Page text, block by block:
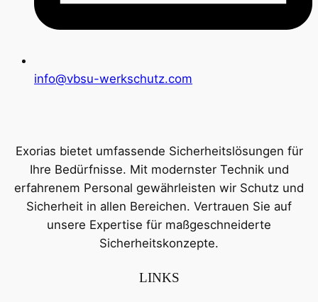
info@vbsu-werkschutz.com
Exorias bietet umfassende Sicherheitslösungen für
Ihre Bedürfnisse. Mit modernster Technik und
erfahrenem Personal gewährleisten wir Schutz und
Sicherheit in allen Bereichen. Vertrauen Sie auf
unsere Expertise für maßgeschneiderte
Sicherheitskonzepte.
LINKS